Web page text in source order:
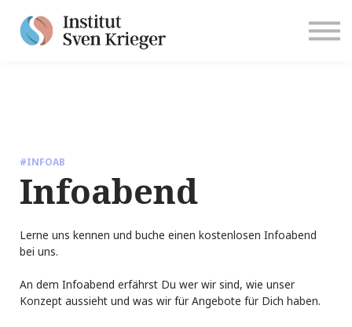
#INFOAB
Infoabend
Lerne uns kennen und buche einen kostenlosen Infoabend
bei uns.
An dem Infoabend erfährst Du wer wir sind, wie unser
Konzept aussieht und was wir für Angebote für Dich haben.